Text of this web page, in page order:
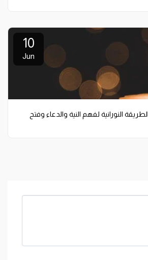
10
Jun
النورانية لفهم النية والدعاء وفتح